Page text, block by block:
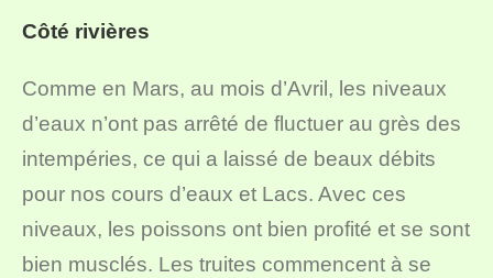
Côté rivières
Comme en Mars, au mois d’Avril, les niveaux
d’eaux n’ont pas arrêté de fluctuer au grès des
intempéries, ce qui a laissé de beaux débits
pour nos cours d’eaux et Lacs. Avec ces
niveaux, les poissons ont bien profité et se sont
bien musclés. Les truites commencent à se